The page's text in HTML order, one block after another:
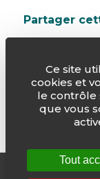
Partager
© Justice &
Ce site
cookies et
le contrôle
que vous
Tout